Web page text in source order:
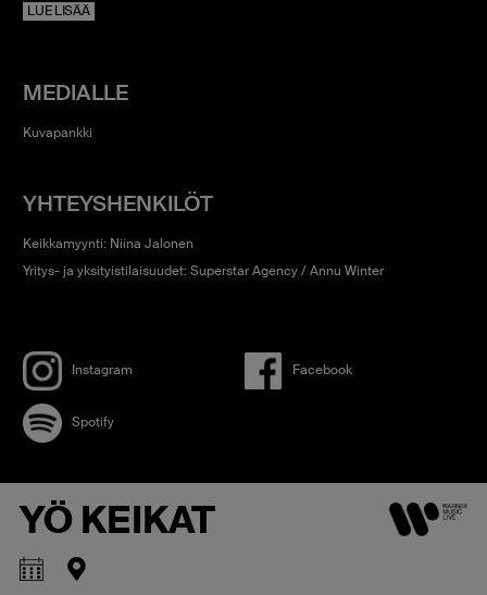
postuumisti koskettava radiohitti
Lindholminlaulamana.
LUE LISÄÄ
MEDIALLE
Kuvapankki
YHTEYSHENKILÖT
Keikkamyynti: Niina Jalonen
Yritys- ja yksityistilaisuudet: Superstar Agency / Annu Winter
Instagram Facebook
Spotify
YÖ KEIKAT